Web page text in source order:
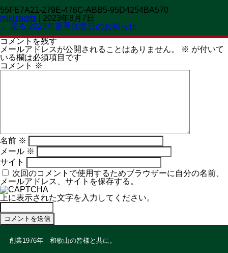
OPEN 11:00→19:30
CLOSED 火曜日
55FE7A21-279E-476C-ABB5-95D4254BA570
mikisports
2023年8月7日
← 戻る:2023年夏季休業日のお知らせ
コメントを残す
メールアドレスが公開されることはありません。
※ が付いて
いる欄は必須項目です
コメント ※
名前 ※
メール ※
サイト
次回のコメントで使用するためブラウザーに自分の名前、
メールアドレス、サイトを保存する。
上に表示された文字を入力してください。
創業1976年 和歌山の皆様と共に。